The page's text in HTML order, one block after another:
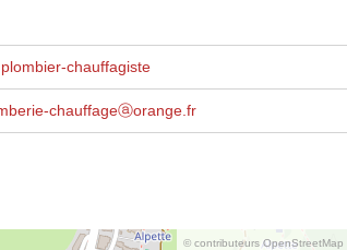
chauffagiste
chauffageⓐorange.fr
© contributeurs OpenStreetMap